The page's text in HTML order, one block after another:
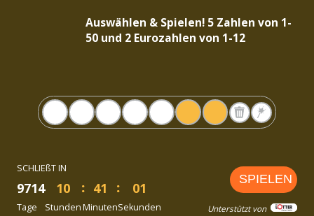
Auswählen & Spielen! 5 Zahlen von 1-
50 und 2 Eurozahlen von 1-12
SCHLIEßT IN
9714
Tage
10
Stunden
41
Minuten
01
Sekunden
SPIELEN
Unterstützt von